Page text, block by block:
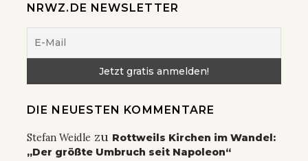
NRWZ.DE NEWSLETTER
DIE NEUESTEN KOMMENTARE
Stefan Weidle zu Rottweils Kirchen im Wandel:
„Der größte Umbruch seit Napoleon“